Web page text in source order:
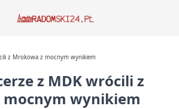
z Mrokowa z mocnym wynikiem
z MDK wrócili z
mocnym wynikiem